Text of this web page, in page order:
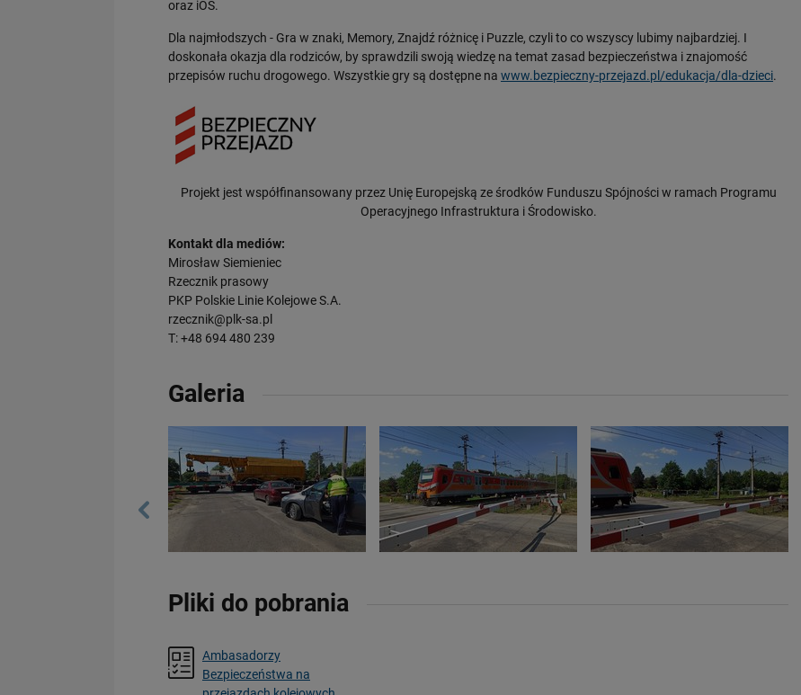
oraz iOS.
Dla najmłodszych - Gra w znaki, Memory, Znajdź różnicę i Puzzle, czyli to co wszyscy lubimy najbardziej. I
doskonała okazja dla rodziców, by sprawdzili swoją wiedzę na temat zasad bezpieczeństwa i znajomość
przepisów ruchu drogowego. Wszystkie gry są dostępne na www.bezpieczny-przejazd.pl/edukacja/dla-dzieci.
Projekt jest współfinansowany przez Unię Europejską ze środków Funduszu Spójności w ramach Programu
Operacyjnego Infrastruktura i Środowisko.
Kontakt dla mediów:
Mirosław Siemieniec
Rzecznik prasowy
PKP Polskie Linie Kolejowe S.A.
rzecznik@plk-sa.pl
T: +48 694 480 239
Galeria
Pliki do pobrania
Ambasadorzy
Bezpieczeństwa na